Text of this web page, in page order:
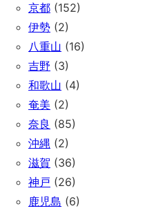
京都 (152)
伊勢 (2)
八重山 (16)
吉野 (3)
和歌山 (4)
奄美 (2)
奈良 (85)
沖縄 (2)
滋賀 (36)
神戸 (26)
鹿児島 (6)